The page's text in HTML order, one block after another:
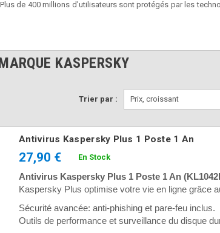
de 400 millions d'utilisateurs sont protégés par les
KASPERSKY
Trier par : Prix, croissant
Antivirus Kaspersky Plus 1 Poste 1 An
27,90 € En Stock
Antivirus Kaspersky Plus 1 Poste 1 An
Kaspersky Plus optimise votre vie en ligne grâce
Sécurité avancée: anti-phishing et pare-feu inclus.
Outils de performance et surveillance du disque